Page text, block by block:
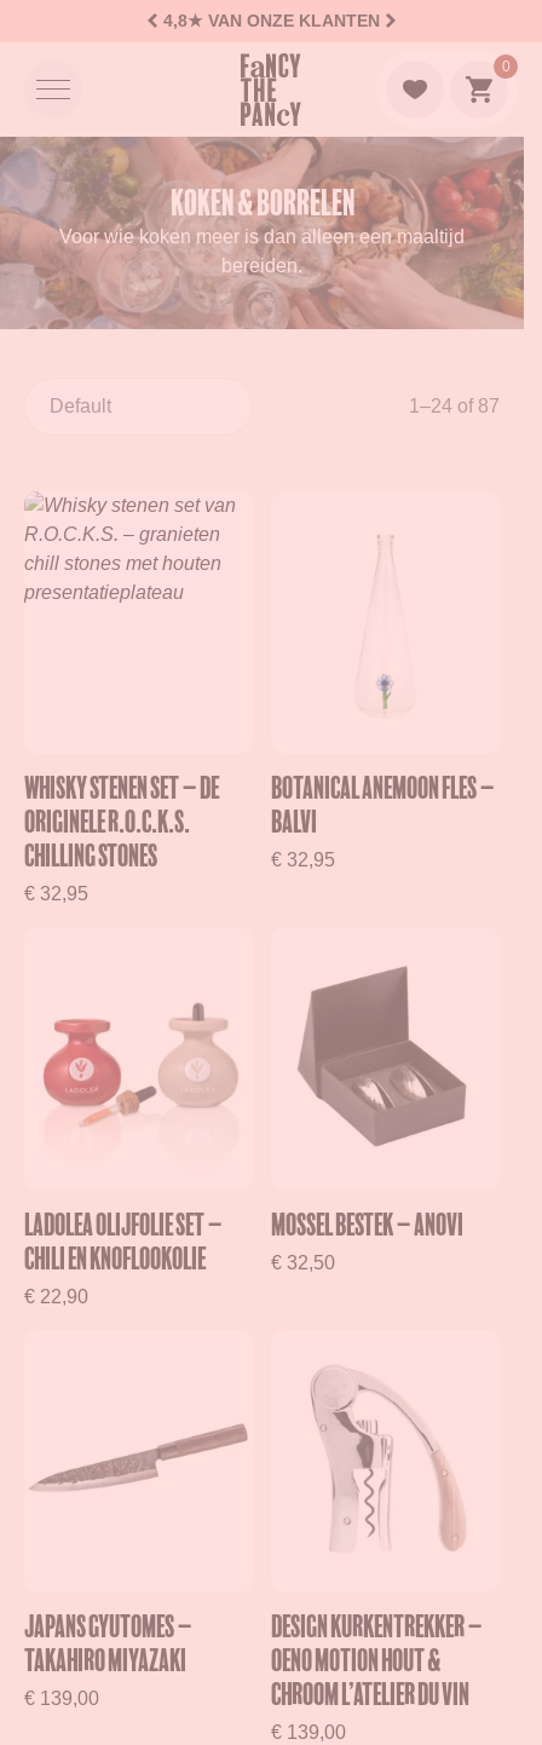
4,8★ VAN ONZE KLANTEN
0
Naar
Koken & Borrelen
Voor wie koken meer is dan alleen een maaltijd
bereiden.
1–24 of 87
Whisky Stenen Set – De
Originele R.O.C.K.S.
Chilling Stones
€ 32,95
Botanical Anemoon Fles –
Balvi
€ 32,95
Ladolea olijfolie set –
Chili en Knoflookolie
€ 22,90
Mossel bestek – Anovi
€ 32,50
Japans Gyutomes –
Takahiro Miyazaki
€ 139,00
Design kurkentrekker –
Oeno Motion Hout &
Chroom L’Atelier du Vin
€ 139,00